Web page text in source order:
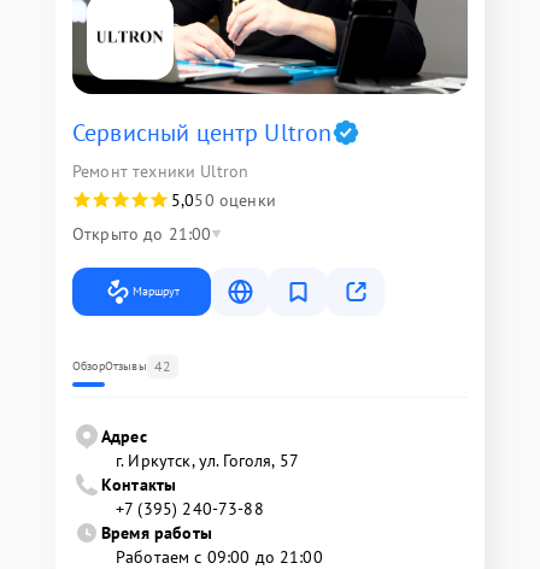
Сервисный центр Ultron
Ремонт техники Ultron
5,050 оценки
Открыто до 21:00
Маршрут
ОбзорОтзывы 42
Адрес
г. Иркутск, ул. ​Гоголя, 57
Контакты
+7 (395) 240-73-88
Время работы
Работаем с 09:00 до 21:00